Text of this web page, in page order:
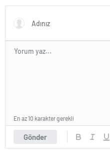
Gönder
En az 10 karakter gerekli